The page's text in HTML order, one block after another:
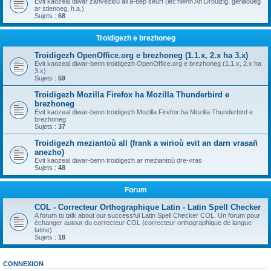
ar stlenneg, h.a.)
Sujets : 68
Troidigezh e brezhoneg
Troidigezh OpenOffice.org e brezhoneg (1.1.x, 2.x ha 3.x)
Evit kaozeal diwar-benn troidigezh OpenOffice.org e brezhoneg (1.1.x, 2.x ha
3.x)
Sujets : 59
Troidigezh Mozilla Firefox ha Mozilla Thunderbird e
brezhoneg
Evit kaozeal diwar-benn troidigezh Mozilla Firefox ha Mozilla Thunderbird e
brezhoneg
Sujets : 37
Troidigezh meziantoù all (frank a wirioù evit an darn vrasañ
anezho)
Evit kaozeal diwar-benn troidigezh ar meziantoù dre-vras
Sujets : 48
Forum
COL - Correcteur Orthographique Latin - Latin Spell Checker
A forum to talk about our successful Latin Spell Checker COL. Un forum pour
échanger autour du correcteur COL (correcteur orthographique de langue
latine).
Sujets : 18
CONNEXION